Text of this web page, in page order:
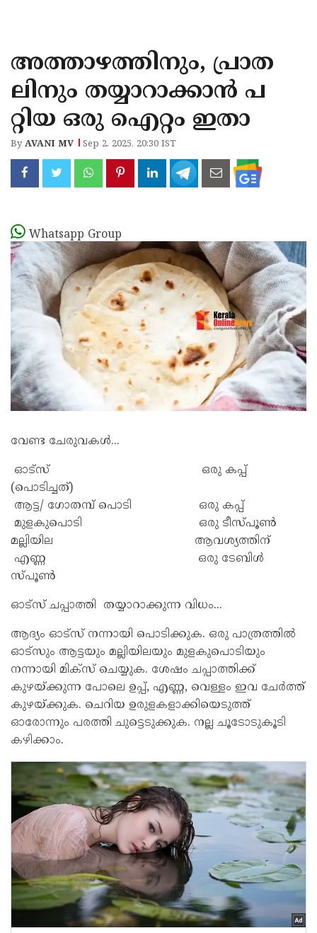
KANNUR
KASARAGOD
അത്താഴത്തിനും, പ്രാത
ലിനും തയ്യാറാക്കാൻ പ
റ്റിയ ഒരു ഐറ്റം ഇതാ
ByAVANI MV Sep 2, 2025, 20:30 IST
Whatsapp Group
വേണ്ട ചേരുവകൾ...
ഓട്‌സ് ഒരു കപ്പ്
(പൊടിച്ചത്)
ആട്ട/ ഗോതമ്പ് പൊടി ഒരു കപ്പ്
മുളകുപൊടി ഒരു ടീസ്പൂൺ
മല്ലിയില ആവശ്യത്തിന്
എണ്ണ ഒരു ടേബിൾ
സ്പൂൺ‌
ഓട്സ് ചപ്പാത്തി തയ്യാറാക്കുന്ന വിധം...
ആദ്യം ഓട്‌സ് നന്നായി പൊടിക്കുക. ഒരു പാത്രത്തിൽ
ഓട്‌സും ആട്ടയും മല്ലിയിലയും മുളകുപൊടിയും
നന്നായി മിക്‌സ് ചെയ്യുക. ശേഷം ചപ്പാത്തിക്ക്
കുഴയ്ക്കുന്ന പോലെ ഉപ്പ്, എണ്ണ, വെള്ളം ഇവ ചേർത്ത്
കുഴയ്ക്കുക. ചെറിയ ഉരുളകളാക്കിയെടുത്ത്
ഓരോന്നും പരത്തി ചുട്ടെടുക്കുക. നല്ല ചൂടോടുകൂടി
കഴിക്കാം.